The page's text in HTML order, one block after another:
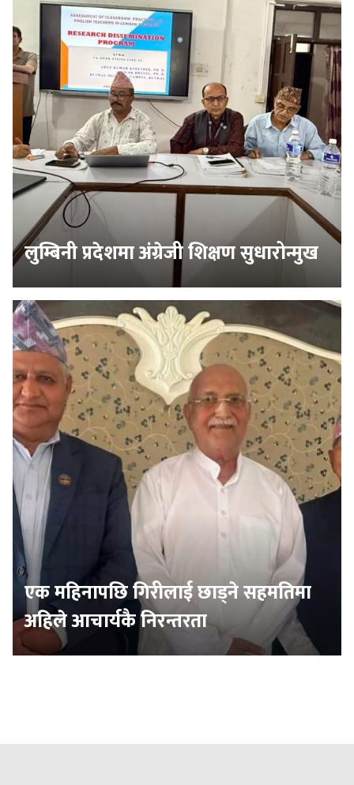
लुम्बिनी प्रदेशमा अंग्रेजी शिक्षण सुधारोन्मुख
एक महिनापछि गिरीलाई छाड्ने सहमतिमा
अहिले आचार्यकै निरन्तरता